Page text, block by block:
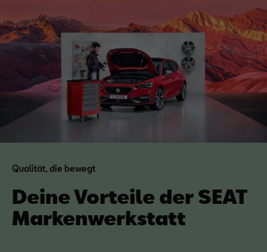
Qualität, die bewegt
Deine Vorteile der SEAT
Markenwerkstatt